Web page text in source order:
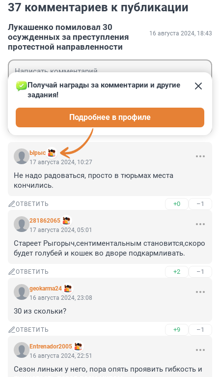
37 комментариев к публикации
Лукашенко помиловал 30
осужденных за преступления
протестной направленности
16 августа 2024, 18:43
Ырыс
Получай награды за комментарии и другие
задания!
Подробнее в профиле
17 августа 2024, 10:27
Не надо радоваться, просто в тюрьмах места
кончились.
ОТВЕТИТЬ +0 –1
281862065
17 августа 2024, 05:01
Стареет Рыгорыч,сентиментальным становится,скоро
будет голубей и кошек во дворе подкармливать.
ОТВЕТИТЬ +2 –1
geokarma24
16 августа 2024, 23:08
30 из скольки?
ОТВЕТИТЬ +9 –1
Entrenador2005
16 августа 2024, 22:51
Сезон линьки у него, пора опять проявить гибкость и